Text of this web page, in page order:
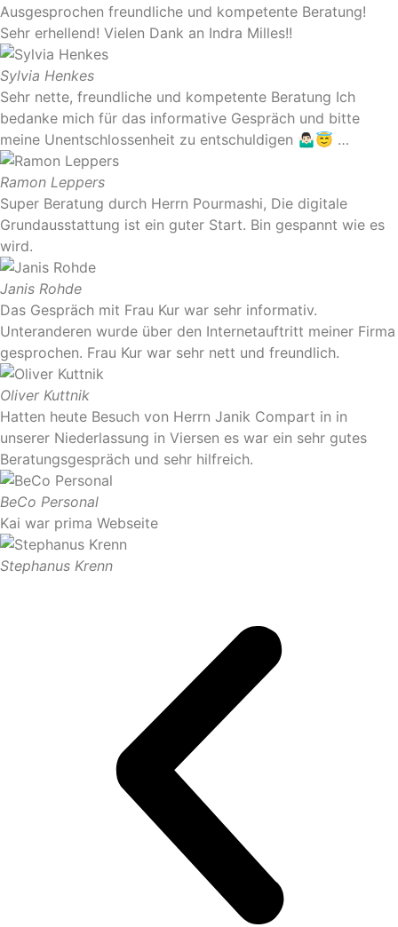
Ausgesprochen freundliche und kompetente Beratung!
Sehr erhellend! Vielen Dank an Indra Milles!!
Sylvia Henkes
Sehr nette, freundliche und kompetente Beratung Ich
bedanke mich für das informative Gespräch und bitte
meine Unentschlossenheit zu entschuldigen 🤷🏻‍♂️😇 …
Ramon Leppers
Super Beratung durch Herrn Pourmashi, Die digitale
Grundausstattung ist ein guter Start. Bin gespannt wie es
wird.
Janis Rohde
Das Gespräch mit Frau Kur war sehr informativ.
Unteranderen wurde über den Internetauftritt meiner Firma
gesprochen. Frau Kur war sehr nett und freundlich.
Oliver Kuttnik
Hatten heute Besuch von Herrn Janik Compart in in
unserer Niederlassung in Viersen es war ein sehr gutes
Beratungsgespräch und sehr hilfreich.
BeCo Personal
Kai war prima Webseite
Stephanus Krenn